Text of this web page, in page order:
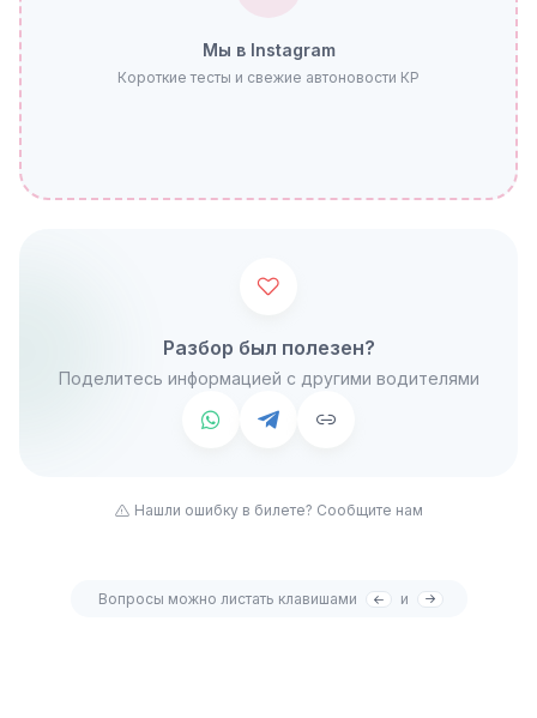
Мы в Instagram
Короткие тесты и свежие автоновости КР
Разбор был полезен?
Поделитесь информацией с другими водителями
Нашли ошибку в билете? Сообщите нам
Вопросы можно листать клавишами и